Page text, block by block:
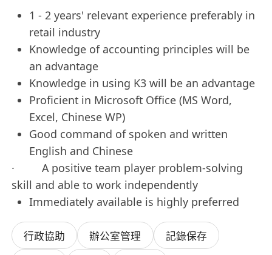
1 - 2 years' relevant experience preferably in
retail industry
Knowledge of accounting principles will be
an advantage
Knowledge in using K3 will be an advantage
Proficient in Microsoft Office (MS Word,
Excel, Chinese WP)
Good command of spoken and written
English and Chinese
· A positive team player problem-solving
skill and able to work independently
Immediately available is highly preferred
行政協助 辦公室管理
記錄保存